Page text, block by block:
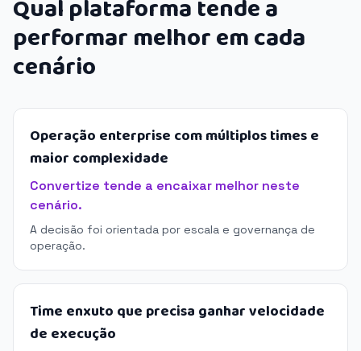
Qual plataforma tende a
performar melhor em cada
cenário
Operação enterprise com múltiplos times e
maior complexidade
Convertize tende a encaixar melhor neste
cenário.
A decisão foi orientada por escala e governança de
operação.
Time enxuto que precisa ganhar velocidade
de execução